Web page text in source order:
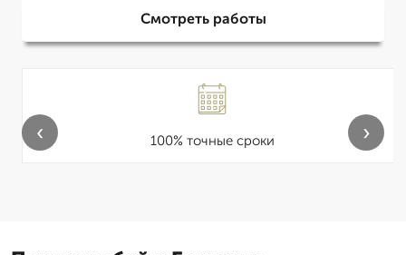
Смотреть работы
100% точные сроки
‹ ›